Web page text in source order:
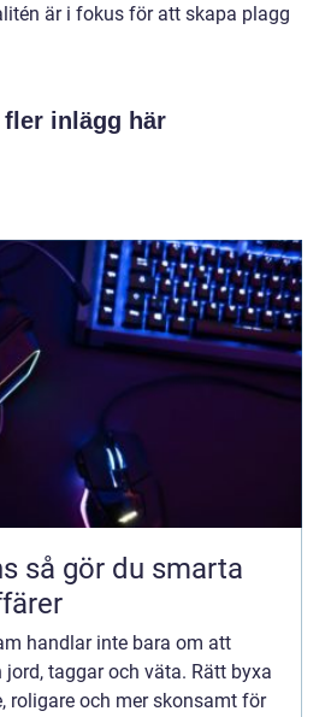
är i fokus för att skapa plagg
fler inlägg här
handlar inte bara om att
taggar och väta. Rätt byxa
roligare och mer skonsamt för